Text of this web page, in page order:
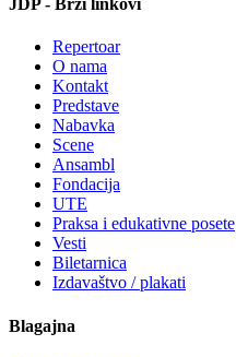
JDP - Brzi linkovi
Repertoar
O nama
Kontakt
Predstave
Nabavka
Scene
Ansambl
Fondacija
UTE
Praksa i edukativne posete
Vesti
Biletarnica
Izdavaštvo / plakati
Blagajna